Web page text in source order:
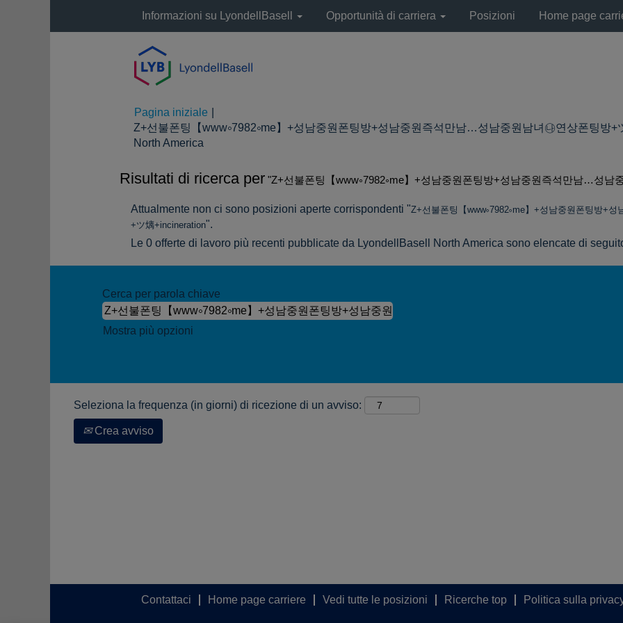
Informazioni su LyondellBasell Opportunità di carriera Posizioni Home page
Pagina iniziale
Z+선불폰팅【www༚7982༚me】+성남중원폰팅방+성남중원즉석만남…성남중원남녀㉯연상폰팅방+
North America
Risultati di ricerca per "Z+선불폰팅【www༚7982༚me】+성남중원폰팅방+성남중원즉석만남…성남
Attualmente non ci sono posizioni aperte corrispondenti "Z+선불폰팅【www༚7982༚me】+성남중원폰팅방+
+ツ㷰+incineration".
Le 0 offerte di lavoro più recenti pubblicate da LyondellBasell North America sono elencate di
Cerca per parola chiave
Mostra più opzioni
Seleziona la frequenza (in giorni) di ricezione di un avviso:
Crea avviso
Contattaci Home page carriere Vedi tutte le posizioni Ricerche top Politica sulla